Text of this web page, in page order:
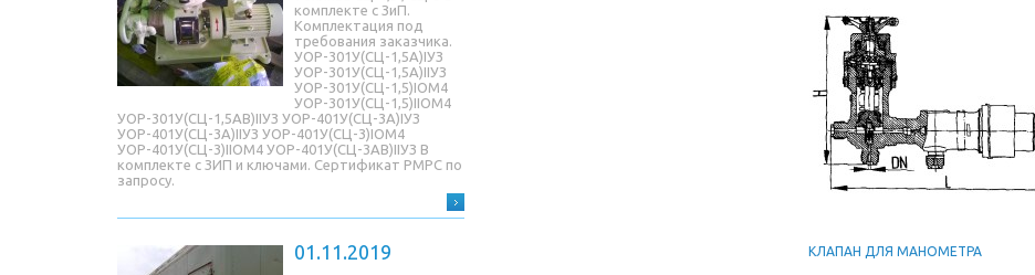
комплекте с ЗиП.
Комплектация под
требования заказчика.
УОР-301У(СЦ-1,5A)IУЗ
УОР-301У(СЦ-1,5A)IIУЗ
УОР-301У(СЦ-1,5)IОМ4
УОР-301У(СЦ-1,5)IIОМ4
УОР-301У(СЦ-1,5AB)IIУЗ УОР-401У(СЦ-3A)IУЗ
УОР-401У(СЦ-3A)IIУЗ УОР-401У(СЦ-3)IОМ4
УОР-401У(СЦ-3)IIОМ4 УОР-401У(СЦ-3AB)IIУЗ В
комплекте с ЗИП и ключами. Сертификат РМРС по
запросу.
01.11.2019 КЛАПАН ДЛЯ МАНОМЕТРА